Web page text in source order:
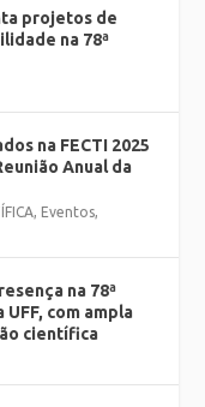
projetos de
na 78ª
na FECTI 2025
Anual da
, Eventos,
na 78ª
UFF, com ampla
científica